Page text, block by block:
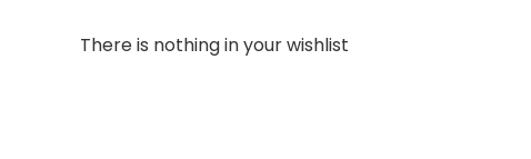
There is nothing in your wishlist